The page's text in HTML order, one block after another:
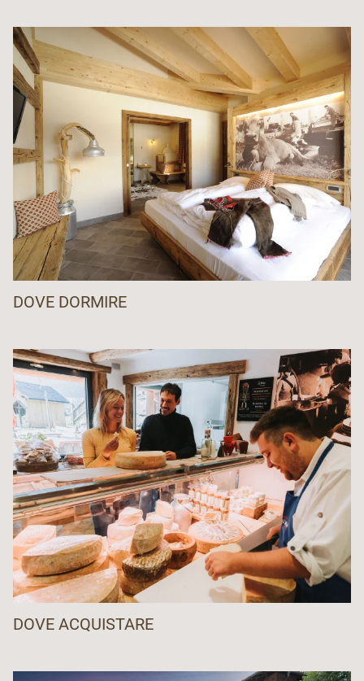
DOVE DORMIRE
DOVE ACQUISTARE